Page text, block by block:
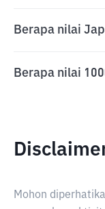
Berapa nilai
Berapa nilai
Mohon